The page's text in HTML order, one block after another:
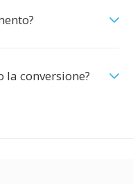
la conversione?